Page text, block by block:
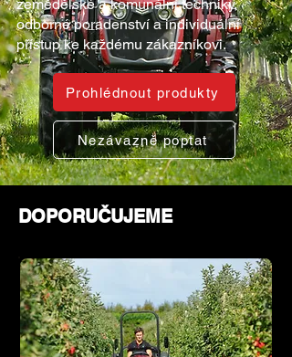
zemědělské a komunální techniky,
odborné poradenství a individuální
přístup ke každému zákazníkovi.
Prohlédnout produkty
Nezávazně poptat
DOPORUČUJEME